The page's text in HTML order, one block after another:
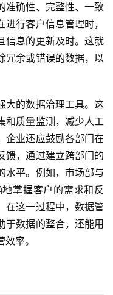
准确性、完整性、一致
行客户信息管理时，
信息的更新及时。这就
冗余或错误的数据，以
大的数据治理工具。这
和质量监测，减少人工
企业还应鼓励各部门在
馈，通过建立跨部门的
水平。例如，市场部与
掌握客户的需求和反
在这一过程中，数据管
于数据的整合，还能用
率。